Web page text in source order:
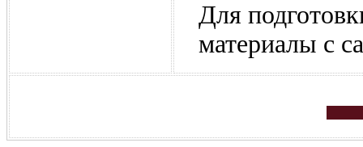
Для
материалы с